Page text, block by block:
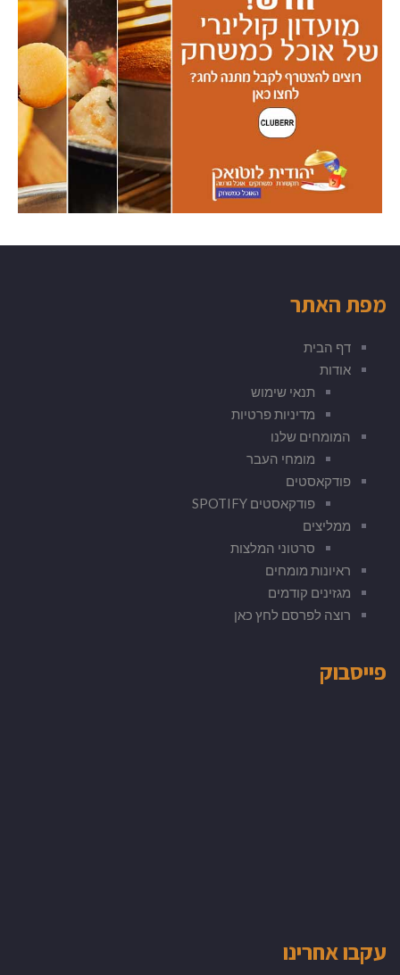
מפת האתר
דף הבית
אודות
תנאי שימוש
מדיניות פרטיות
המומחים שלנו
מומחי העבר
פודקאסטים
פודקאסטים SPOTIFY
ממליצים
סרטוני המלצות
ראיונות מומחים
מגזינים קודמים
רוצה לפרסם לחץ כאן
פייסבוק
עקבו אחרינו